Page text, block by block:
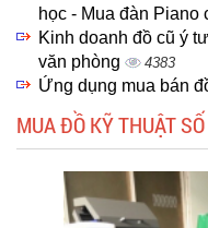
học - Mua đàn Piano
Kinh doanh đồ cũ ý
văn phòng
4383
Ứng dụng mua bán
MUA ĐỒ KỸ THUẬT